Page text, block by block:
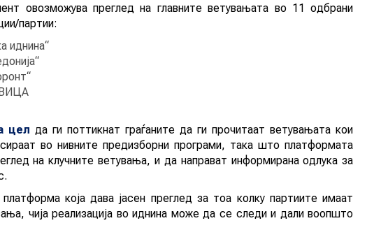
овозможува преглед на главните ветувањата во 11 одбрани
партии:
иднина“
цел да ги поттикнат граѓаните да ги прочитаат ветувањата кои
во нивните предизборни програми, така што платформата
на клучните ветувања, и да направат информирана одлука за
која дава јасен преглед за тоа колку партиите имаат
чија реализација во иднина може да се следи и дали воопшто